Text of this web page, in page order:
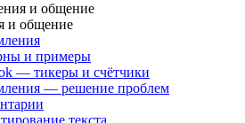
и общение
и общение
и примеры
— тикеры и счётчики
— решение проблем
текста